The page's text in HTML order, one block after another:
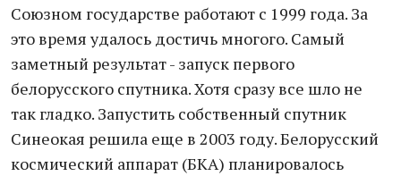
Союзном государстве работают с 1999 года. За
это время удалось достичь многого. Самый
заметный результат - запуск первого
белорусского спутника. Хотя сразу все шло не
так гладко. Запустить собственный спутник
Синеокая решила еще в 2003 году. Белорусский
космический аппарат (БКА) планировалось